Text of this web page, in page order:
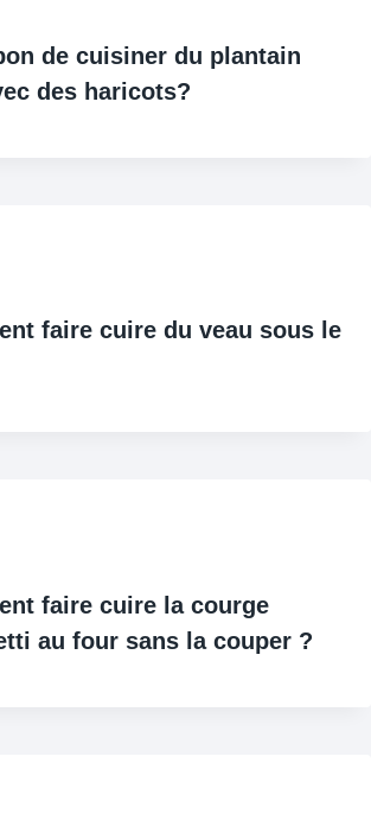
de cuisiner du plantain
des haricots?
faire cuire du veau sous le
faire cuire la courge
au four sans la couper ?